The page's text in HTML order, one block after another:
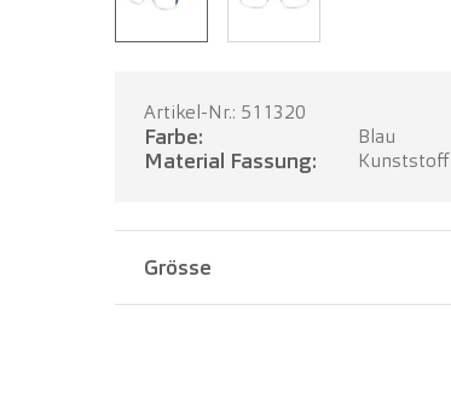
Artikel-Nr.: 511320
Farbe: Blau
Material Fassung: Kunststoff
Grösse